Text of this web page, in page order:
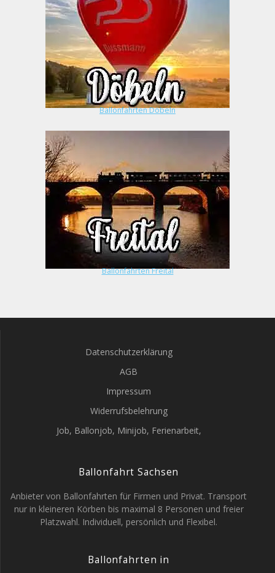
Ballonfahrten Döbeln
Ballonfahrten Freital
Datenschutzerklärung
AGB
Impressum
Widerrufsbelehrung
Job, Ballonjob, Minijob, Ferienarbeit,
Ballonfahrt Sachsen
Anbieter von Ballonfahrten für Firmen und Privat. Transport
nur in kleineren Körben bis maximal 8 Personen und freier
Platzwahl. Individuell, persönlich und Flexibel.
Ballonfahrten in